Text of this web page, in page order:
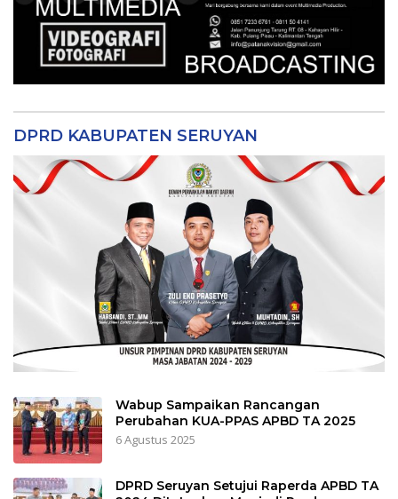
DPRD KABUPATEN SERUYAN
Wabup Sampaikan Rancangan
Perubahan KUA-PPAS APBD TA 2025
6 Agustus 2025
DPRD Seruyan Setujui Raperda APBD TA